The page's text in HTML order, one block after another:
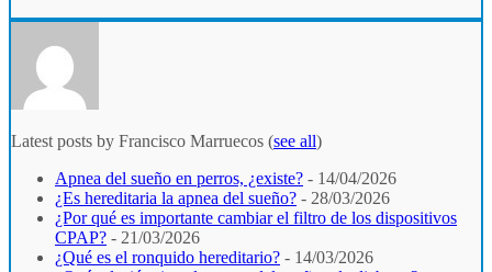
Latest posts by Francisco Marruecos (see all)
Apnea del sueño en perros, ¿existe? - 14/04/2026
¿Es hereditaria la apnea del sueño? - 28/03/2026
¿Por qué es importante cambiar el filtro de los dispositivos
CPAP? - 21/03/2026
¿Qué es el ronquido hereditario? - 14/03/2026